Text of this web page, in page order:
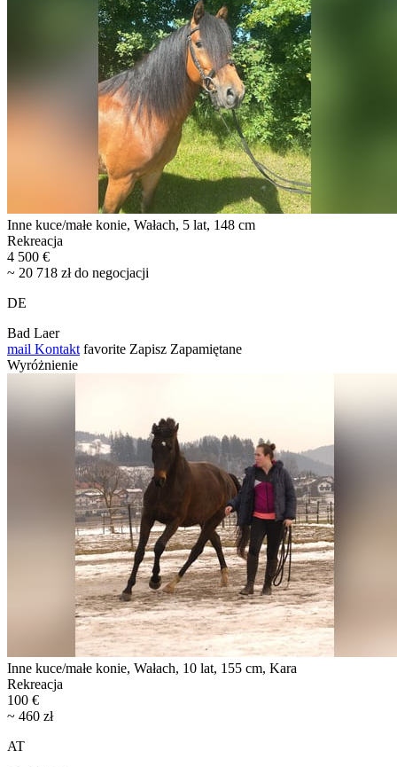
Inne kuce/małe konie, Wałach, 5 lat, 148 cm
Rekreacja
4 500 €
~ 20 718 zł do negocjacji
DE
Bad Laer
mail Kontakt favorite Zapisz Zapamiętane
Wyróżnienie
Inne kuce/małe konie, Wałach, 10 lat, 155 cm, Kara
Rekreacja
100 €
~ 460 zł
AT